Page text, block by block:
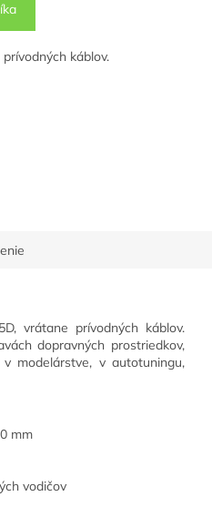
káblov.
vrátane prívodných káblov.
dopravných prostriedkov,
v modelárstve, v autotuningu,
mm
vodičov